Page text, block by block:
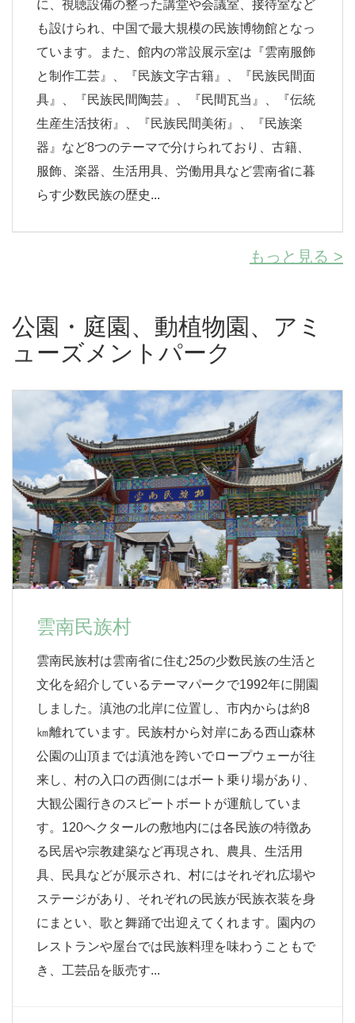
に、視聴設備の整った講堂や会議室、接待室など
も設けられ、中国で最大規模の民族博物館となっ
ています。また、館内の常設展示室は『雲南服飾
と制作工芸』、『民族文字古籍』、『民族民間面
具』、『民族民間陶芸』、『民間瓦当』、『伝統
生産生活技術』、『民族民間美術』、『民族楽
器』など8つのテーマで分けられており、古籍、
服飾、楽器、生活用具、労働用具など雲南省に暮
らす少数民族の歴史...
もっと見る >
公園・庭園、動植物園、アミ
ューズメントパーク
雲南民族村
雲南民族村は雲南省に住む25の少数民族の生活と
文化を紹介しているテーマパークで1992年に開園
しました。滇池の北岸に位置し、市内からは約8
㎞離れています。民族村から対岸にある西山森林
公園の山頂までは滇池を跨いでロープウェーが往
来し、村の入口の西側にはボート乗り場があり、
大観公園行きのスピートボートが運航していま
す。120ヘクタールの敷地内には各民族の特徴あ
る民居や宗教建築など再現され、農具、生活用
具、民具などが展示され、村にはそれぞれ広場や
ステージがあり、それぞれの民族が民族衣装を身
にまとい、歌と舞踊で出迎えてくれます。園内の
レストランや屋台では民族料理を味わうこともで
き、工芸品を販売す...